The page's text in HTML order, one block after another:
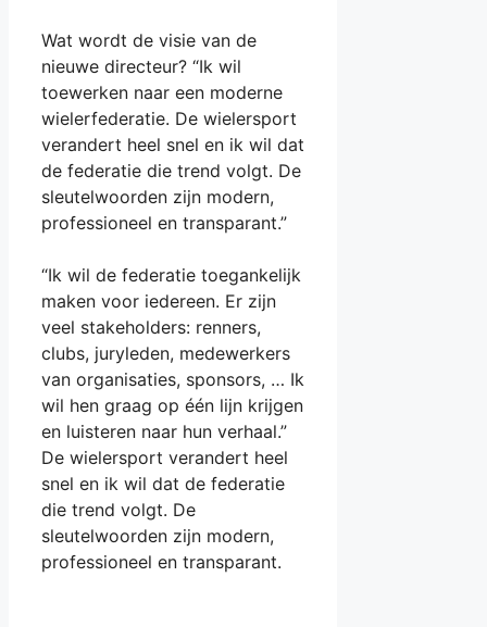
Wat wordt de visie van de
nieuwe directeur? “Ik wil
toewerken naar een moderne
wielerfederatie. De wielersport
verandert heel snel en ik wil dat
de federatie die trend volgt. De
sleutelwoorden zijn modern,
professioneel en transparant.”
“Ik wil de federatie toegankelijk
maken voor iedereen. Er zijn
veel stakeholders: renners,
clubs, juryleden, medewerkers
van organisaties, sponsors, … Ik
wil hen graag op één lijn krijgen
en luisteren naar hun verhaal.”
De wielersport verandert heel
snel en ik wil dat de federatie
die trend volgt. De
sleutelwoorden zijn modern,
professioneel en transparant.